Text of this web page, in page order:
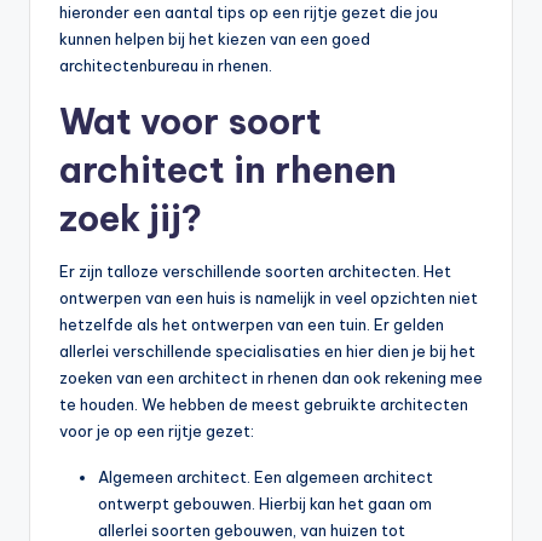
hieronder een aantal tips op een rijtje gezet die jou
kunnen helpen bij het kiezen van een goed
architectenbureau in rhenen.
Wat voor soort
architect in rhenen
zoek jij?
Er zijn talloze verschillende soorten architecten. Het
ontwerpen van een huis is namelijk in veel opzichten niet
hetzelfde als het ontwerpen van een tuin. Er gelden
allerlei verschillende specialisaties en hier dien je bij het
zoeken van een architect in rhenen dan ook rekening mee
te houden. We hebben de meest gebruikte architecten
voor je op een rijtje gezet:
Algemeen architect. Een algemeen architect
ontwerpt gebouwen. Hierbij kan het gaan om
allerlei soorten gebouwen, van huizen tot